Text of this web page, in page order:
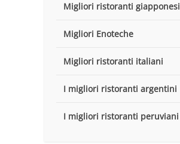
Migliori ristoranti giapponesi
Migliori Enoteche
Migliori ristoranti italiani
I migliori ristoranti argentini
I migliori ristoranti peruviani